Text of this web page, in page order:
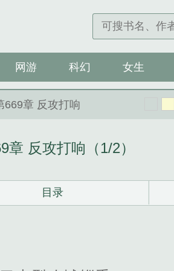
网游 科幻 女生
669章 反攻打响
章 反攻打响（1/2）
目录